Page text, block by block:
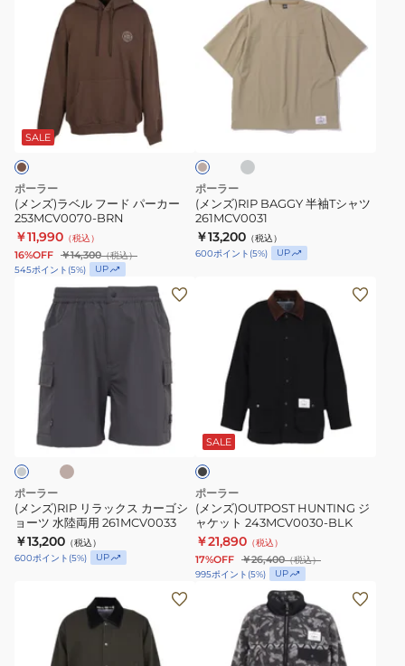
ー
ド
パ
ー
カ
ー
253MCV0070-
SALE
ポーラー
(メンズ)ラベル フード パーカー
253MCV0070-BRN
￥11,990 （税込）
16%OFF ￥14,300（税込）
545ポイント (5%) UP
ズ)RIP
BAGGY
ャ
ツ
261MCV0031
ベ
ジ
ャ
コ
レ
ー
ポーラー
(メンズ)RIP BAGGY 半袖Tシャツ
261MCV0031
￥13,200 （税込）
600ポイント (5%) UP
ズ)RIP
カ
ー
ゴ
シ
ョ
ポーラー
(メンズ)RIP リラックス カーゴシ
ョーツ 水陸両用 261MCV0033
￥13,200 （税込）
600ポイント (5%) UP
ズ)OUTPOST
HUNTING
ッ
ト
243MCV0030-
BLK
SALE
ラ
ッ
ポーラー
(メンズ)OUTPOST HUNTING ジ
ャケット 243MCV0030-BLK
￥21,890 （税込）
17%OFF ￥26,400（税込）
995ポイント (5%) UP
ズ)OUTPOST
HUNTING
ズ)JACQUARD
SHERPA